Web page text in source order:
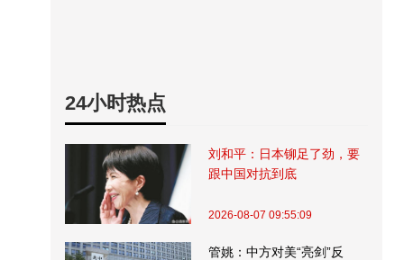
24小时热点
刘和平：日本铆足了劲，要
跟中国对抗到底
2026-08-07 09:55:09
管姚：中方对美“亮剑”反